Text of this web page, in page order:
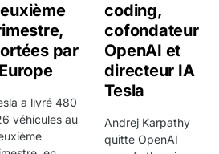
dans l'univers de marché
revenir aussi versle hub
pédagogiques Bourse.
et pourquoi cette action
?
le secteur Consommation
par
a livré 480
véhicules au
coding,
cofondateur
OpenAI et
directeur IA
Tesla
Andrej Karpathy
quitte OpenAI